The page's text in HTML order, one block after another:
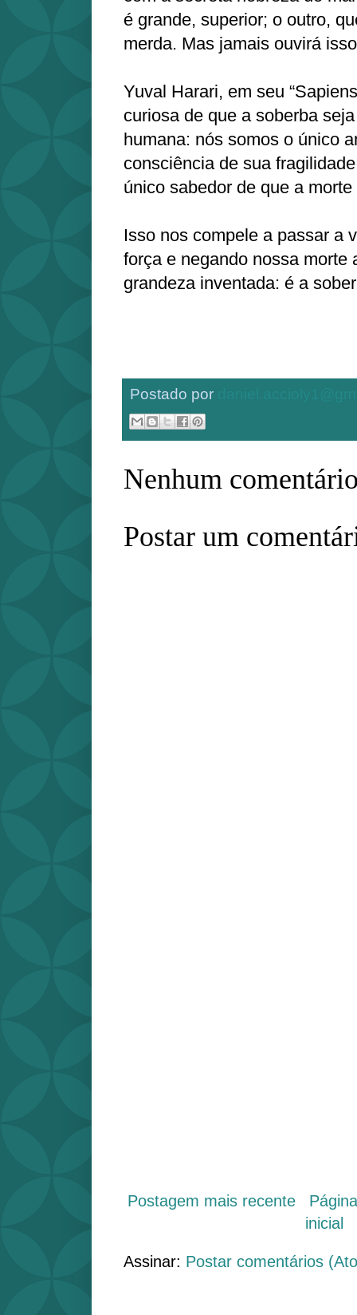
é grande, superior; o outro,
merda. Mas jamais ouvirá
Yuval Harari, em seu
curiosa de que a soberba
humana: nós somos o único
consciência de sua
único sabedor de que a
Isso nos compele a passar a
força e negando nossa morte
grandeza inventada: é a
Postado por
Nenhum
Postar um
Postagem mais recente
inicial
Assinar: Postar comentários